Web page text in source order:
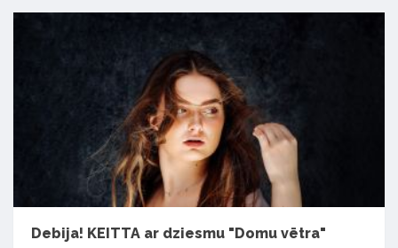
Debija! KEITTA ar dziesmu "Domu vētra"